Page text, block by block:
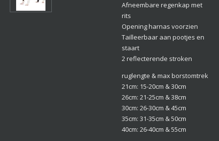
Afneembare regenkap met
rits
Opening harnas voorzien
Tailleerbaar aan pootjes en
staart
2 reflecterende stroken
ruglengte & max borstomtrek
21cm: 15-20cm & 30cm
26cm: 21-25cm & 38cm
30cm: 26-30cm & 45cm
35cm: 31-35cm & 50cm
40cm: 26-40cm & 55cm